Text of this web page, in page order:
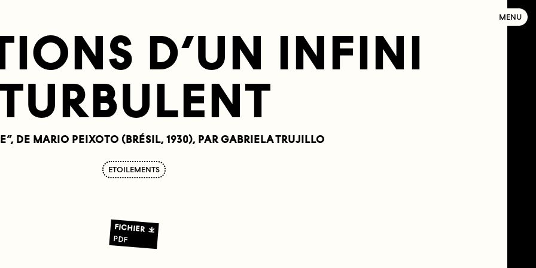
MENU
D’UN INFINI
DE MARIO PEIXOTO (BRÉSIL, 1930), PAR GABRIELA TRUJILLO
ETOILEMENTS
FICHIER
PDF